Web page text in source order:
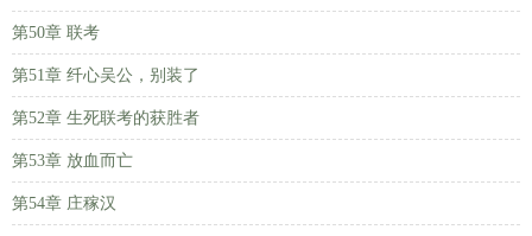
第50章 联考
第51章 纤心吴公，别装了
第52章 生死联考的获胜者
第53章 放血而亡
第54章 庄稼汉